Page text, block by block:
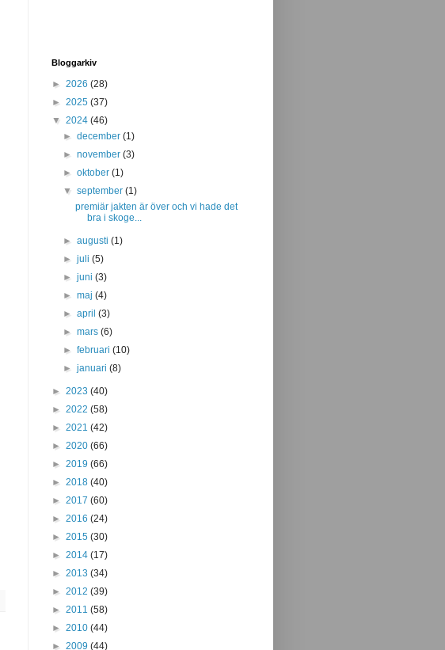
Bloggarkiv
► 2026 (28)
► 2025 (37)
▼ 2024 (46)
►december(1)
►november(3)
►oktober(1)
▼september(1)
premiär jakten är över och vi hade det
bra i skoge...
►augusti(1)
►juli(5)
►juni(3)
►maj(4)
►april(3)
►mars(6)
►februari(10)
►januari(8)
► 2023 (40)
► 2022 (58)
► 2021 (42)
► 2020 (66)
► 2019 (66)
► 2018 (40)
► 2017 (60)
► 2016 (24)
► 2015 (30)
► 2014 (17)
► 2013 (34)
► 2012 (39)
► 2011 (58)
► 2010 (44)
► 2009 (44)